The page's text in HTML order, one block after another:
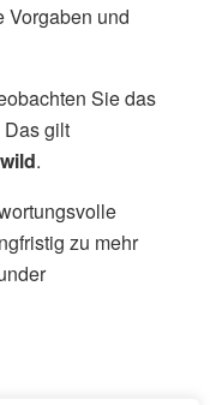
Vorgaben und
Sie das
Das gilt
.
zu mehr